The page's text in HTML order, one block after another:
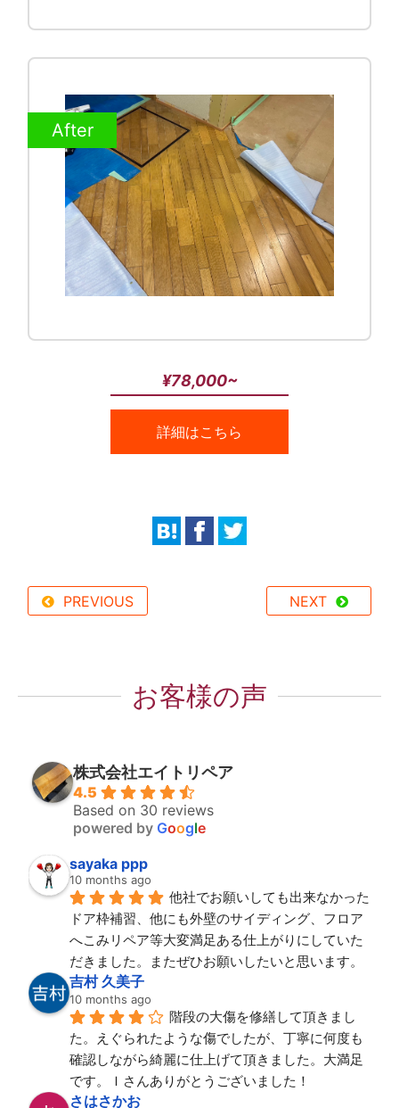
After
¥78,000~
詳細はこちら
PREVIOUS NEXT
お客様の声
株式会社エイトリペア
4.5
Based on 30 reviews
powered by Google
sayaka ppp
10 months ago
他社でお願いしても出来なかった
ドア枠補習、他にも外壁のサイディング、フロア
へこみリペア等大変満足ある仕上がりにしていた
だきました。またぜひお願いしたいと思います。
吉村 久美子
10 months ago
階段の大傷を修繕して頂きまし
た。えぐられたような傷でしたが、丁寧に何度も
確認しながら綺麗に仕上げて頂きました。大満足
です。Ｉさんありがとうございました！
さはさかお